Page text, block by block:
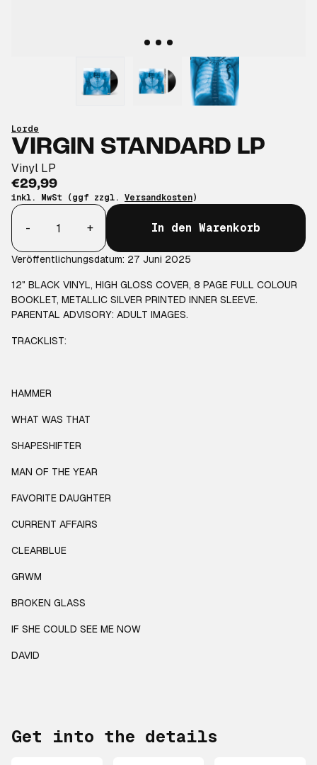
Lorde
VIRGIN STANDARD LP
Vinyl LP
€29,99
inkl. MwSt (ggf zzgl. Versandkosten)
Anzahl
-
+ In den Warenkorb
Veröffentlichungsdatum: 27 Juni 2025
12" BLACK VINYL, HIGH GLOSS COVER, 8 PAGE FULL COLOUR
BOOKLET, METALLIC SILVER PRINTED INNER SLEEVE.
PARENTAL ADVISORY: ADULT IMAGES.
TRACKLIST:
HAMMER
WHAT WAS THAT
SHAPESHIFTER
MAN OF THE YEAR
FAVORITE DAUGHTER
CURRENT AFFAIRS
CLEARBLUE
GRWM
BROKEN GLASS
IF SHE COULD SEE ME NOW
DAVID
Get into the details